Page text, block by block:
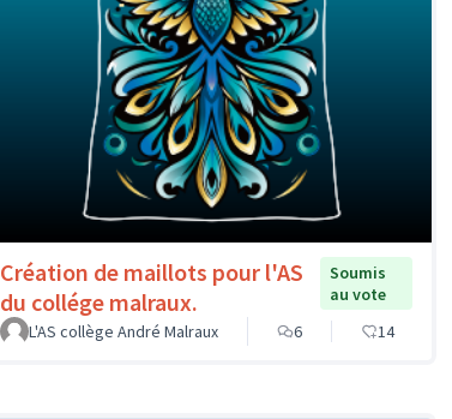
Création de maillots pour l'AS
du collége malraux.
Soumis
au vote
L'AS collège André Malraux
6 14